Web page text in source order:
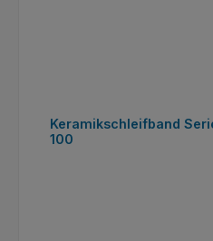
Keramikschleifband
100